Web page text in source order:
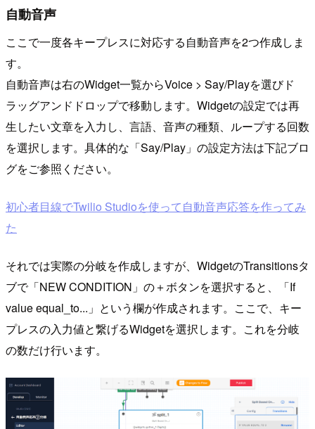
自動音声
ここで一度各キープレスに対応する自動音声を2つ作成しま
す。
自動音声は右のWidget一覧からVoice > Say/Playを選びド
ラッグアンドドロップで移動します。Widgetの設定では再
生したい文章を入力し、言語、音声の種類、ループする回数
を選択します。具体的な「Say/Play」の設定方法は下記ブロ
グをご参照ください。
初心者目線でTwilio Studioを使って自動音声応答を作ってみ
た
それでは実際の分岐を作成しますが、WidgetのTransitionsタ
ブで「NEW CONDITION」の＋ボタンを選択すると、「If
value equal_to...」という欄が作成されます。ここで、キー
プレスの入力値と繋げるWidgetを選択します。これを分岐
の数だけ行います。